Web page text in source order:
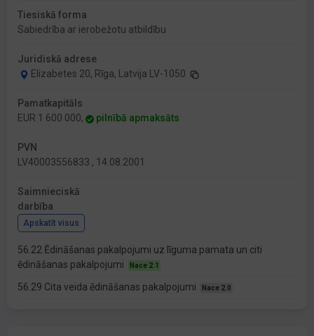
Tiesiskā forma
Sabiedrība ar ierobežotu atbildību
Juridiskā adrese
Elizabetes 20, Rīga, Latvija LV-1050
Pamatkapitāls
EUR 1 600 000,
pilnībā apmaksāts
PVN
LV40003556833 , 14.08.2001
Saimnieciskā
darbība
Apskatīt visus
56.22 Ēdināšanas pakalpojumi uz līguma pamata un citi
ēdināšanas pakalpojumi
Nace 2.1
56.29 Cita veida ēdināšanas pakalpojumi Nace 2.0